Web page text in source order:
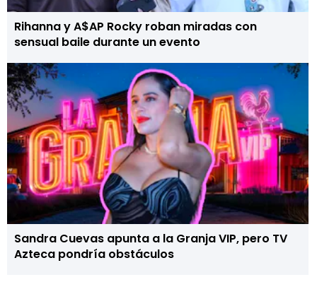
Rihanna y A$AP Rocky roban miradas con
sensual baile durante un evento
Sandra Cuevas apunta a la Granja VIP, pero TV
Azteca pondría obstáculos